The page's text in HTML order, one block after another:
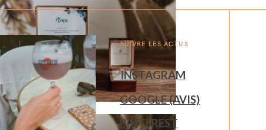
SUIVRE LES ACTUS
INSTAGRAM
GOOGLE (AVIS)
PINTEREST